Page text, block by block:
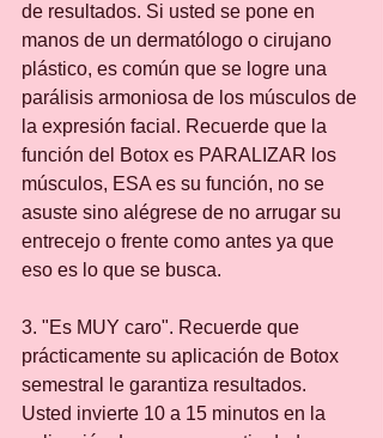
de resultados. Si usted se pone en
manos de un dermatólogo o cirujano
plástico, es común que se logre una
parálisis armoniosa de los músculos de
la expresión facial. Recuerde que la
función del Botox es PARALIZAR los
músculos, ESA es su función, no se
asuste sino alégrese de no arrugar su
entrecejo o frente como antes ya que
eso es lo que se busca.
3. "Es MUY caro". Recuerde que
prácticamente su aplicación de Botox
semestral le garantiza resultados.
Usted invierte 10 a 15 minutos en la